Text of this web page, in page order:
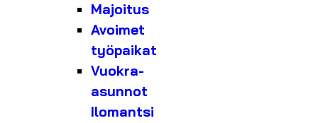
Majoitus
Avoimet
työpaikat
Vuokra-
asunnot
Ilomantsi